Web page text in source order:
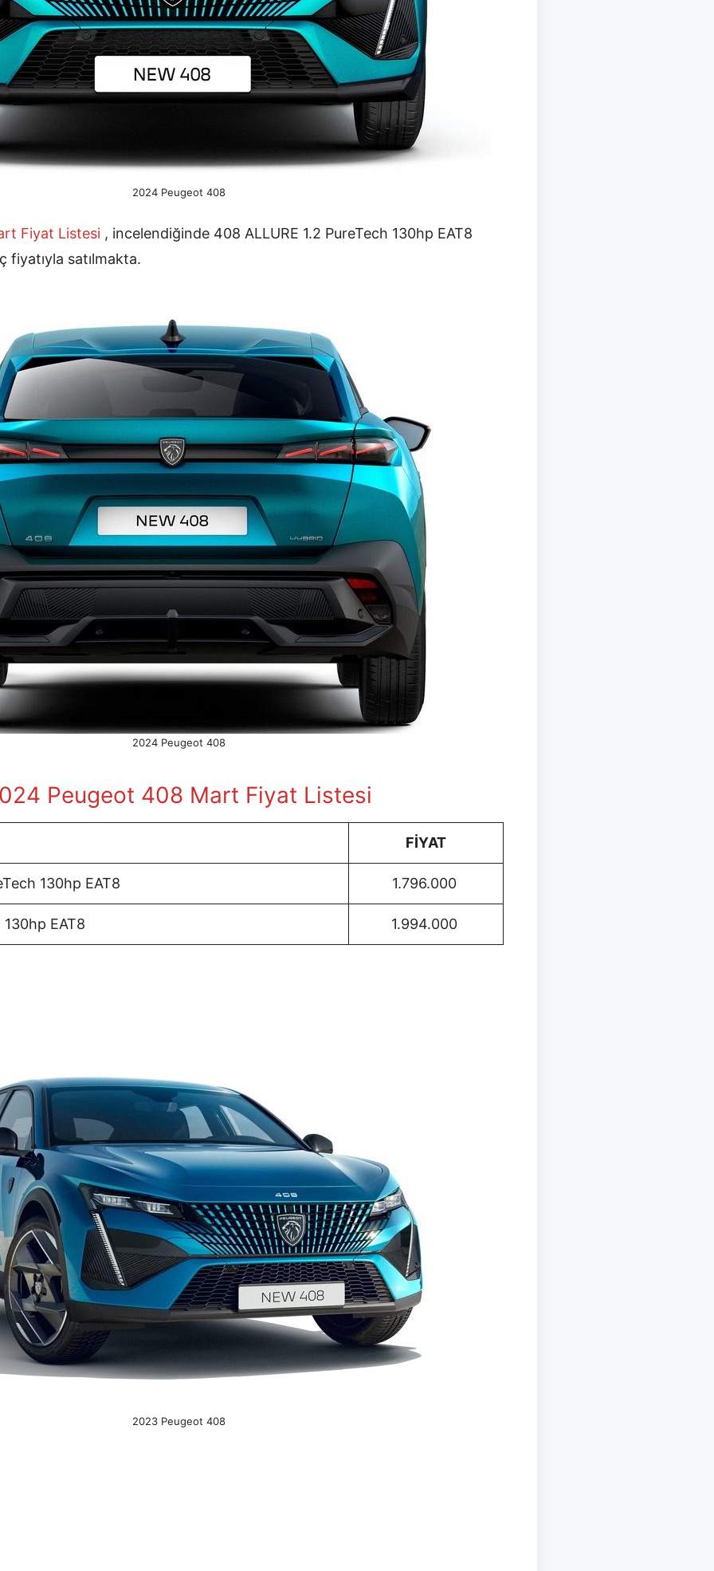
2024 Peugeot 408
Fiyat Listesi , incelendiğinde 408 ALLURE 1.2 PureTech 130hp EAT8
fiyatıyla satılmakta.
2024 Peugeot 408
Peugeot 408 Mart Fiyat Listesi
FİYAT
130hp EAT8 1.796.000
EAT8 1.994.000
2023 Peugeot 408